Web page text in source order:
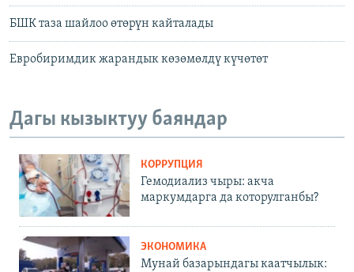
БШК таза шайлоо өтөрүн кайталады
Евробиримдик жарандык көзөмөлдү күчөтөт
Дагы кызыктуу баяндар
КОРРУПЦИЯ
Гемодиализ чыры: акча
маркумдарга да которулганбы?
ЭКОНОМИКА
Мунай базарындагы каатчылык: